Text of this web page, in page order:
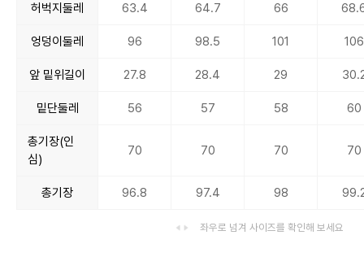
허벅지둘레 63.4 64.7 66
엉덩이둘레 96 98.5 101 106
앞 밑위길이 27.8 28.4 29
밑단둘레 56 57 58 60
총기장(인
심)
70 70 70 70
총기장 96.8 97.4 98
좌우로 넘겨 사이즈를 확인해 보세요